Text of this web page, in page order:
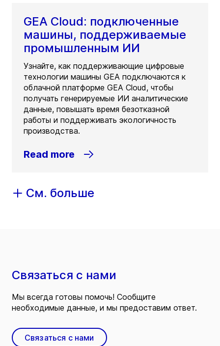
GEA Cloud: подключенные
машины, поддерживаемые
промышленным ИИ
Узнайте, как поддерживающие цифровые
технологии машины GEA подключаются к
облачной платформе GEA Cloud, чтобы
получать генерируемые ИИ аналитические
данные, повышать время безотказной
работы и поддерживать экологичность
производства.
Read more
См. больше
Связаться с нами
Мы всегда готовы помочь! Сообщите
необходимые данные, и мы предоставим ответ.
Связаться с нами